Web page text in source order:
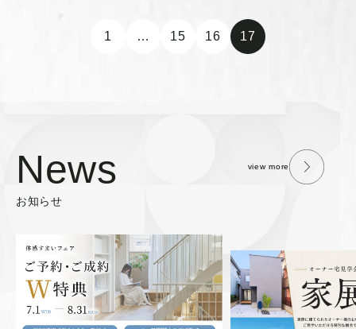
1 … 15 16 17
News
お知らせ
view more